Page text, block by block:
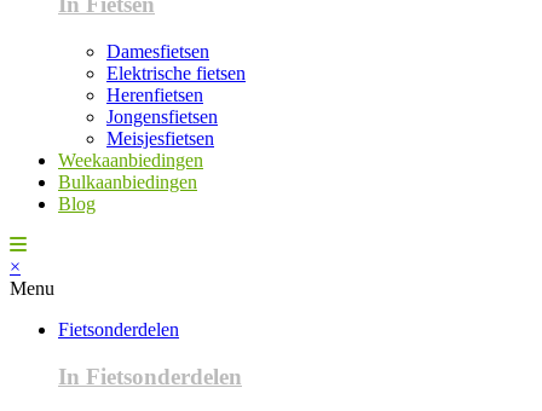
Damesfietsen
Elektrische fietsen
Herenfietsen
Jongensfietsen
Meisjesfietsen
Weekaanbiedingen
Bulkaanbiedingen
Blog
×
Menu
Fietsonderdelen
In Fietsonderdelen